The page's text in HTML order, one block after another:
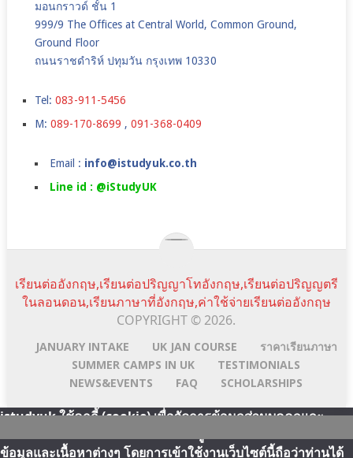
มอนกราวด์ ชั้น 1
999/9 The Offices at Central World, Common Ground,
Ground Floor
ถนนราชดำริห์ ปทุมวัน กรุงเทพ 10330
Tel: 083-911-5456
M: 089-170-8699 , 091-368-0409
Email : info@istudyuk.co.th
Line id : @iStudyUK
เรียนต่ออังกฤษ,เรียนต่อปริญญาโทอังกฤษ,เรียนต่อปริญญตรี
ในลอนดอน,เรียนภาษาที่อังกฤษ,ค่าใช้จ่ายเรียนต่ออังกฤษ
COPYRIGHT © 2026.
JANUARY INTAKE UK JAN COURSE
ราคาเรียนภาษา
SUMMER CAMPS IN UK
TESTIMONIALS
NEWS&EVENTS
FAQ SCHOLARSHIPS
Scroll
Line:id
Email
FacebookYouTube
istudyuk ใช้คุกกี้ (cookie) เพื่อจัดการข้อมูลส่วนบุคคลและ
ข้อมูลและเนื้อหาต่างๆ โดยการเข้าใช้งานเว็บไซต์นี้ถือว่าท่านได้